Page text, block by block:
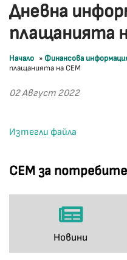
СЕМ за
Новини
Дневна
плащанията
Начало » Финансова
плащанията на СЕМ
02 Август 2022
Изтегли файла